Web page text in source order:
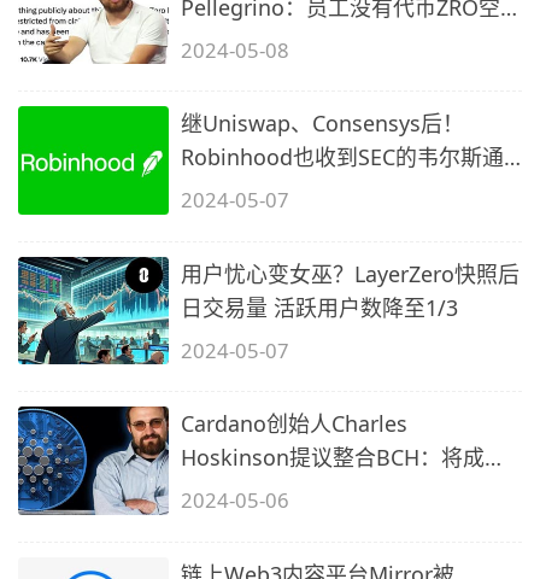
Pellegrino：员工没有代币ZRO空
投 有的话就解雇
2024-05-08
继Uniswap、Consensys后！
Robinhood也收到SEC的韦尔斯通
知
2024-05-07
用户忧心变女巫？LayerZero快照后
日交易量 活跃用户数降至1/3
2024-05-07
Cardano创始人Charles
Hoskinson提议整合BCH：将成最
快的PoW链
2024-05-06